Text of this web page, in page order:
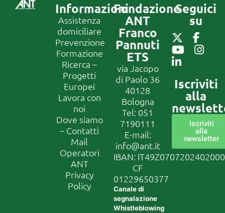
Informazioni
Assistenza
domiciliare
Prevenzione
Formazione
Ricerca –
Progetti
Europei
Lavora con
noi
Dove siamo
– Contatti
Mail
Operatori
ANT
Privacy
Policy
Fondazione
ANT
Franco
Pannuti
ETS
via Jacopo
di Paolo 36
40128
Bologna
Tel: 051
7190111
E-mail:
info@ant.it
IBAN:
CF
01229650377
Canale di
segnalazione
Whistleblowing
Seguici
su
Iscriviti
alla
Iscriviti
alla
newsletter